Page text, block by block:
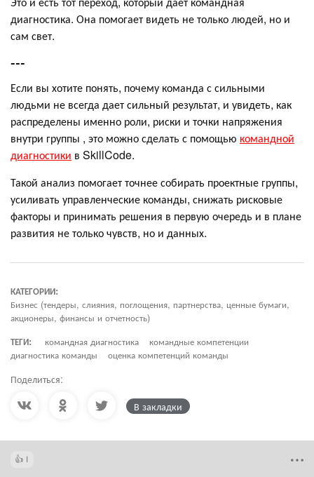
диагностика. Она помогает видеть не только людей, но и
сам свет.
---
Если вы хотите понять, почему команда с сильными
людьми не всегда дает сильный результат, и увидеть, как
распределены именно роли, риски и точки напряжения
внутри группы , это можно сделать с помощью командной
диагностики в SkillCode.
Такой анализ помогает точнее собирать проектные группы,
усиливать управленческие команды, снижать рисковые
факторы и принимать решения в первую очередь и в плане
развития не только чувств, но и данных.
КАТЕГОРИИ:
Бизнес (тендеры, слияния, поглощения, партнерства, ценные бумаги,
акционеры, финансы и отчетность)
ТЕГИ:
командная диагностика
командные компетенции
диагностика команды
оценка компетенций команды
Поделиться:
В закладки
1